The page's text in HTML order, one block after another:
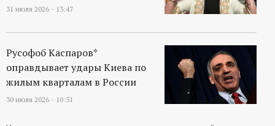
31 июля 2026 - 13:47
Русофоб Каспаров*
оправдывает удары Киева по
жилым кварталам в России
30 июля 2026 - 10:51